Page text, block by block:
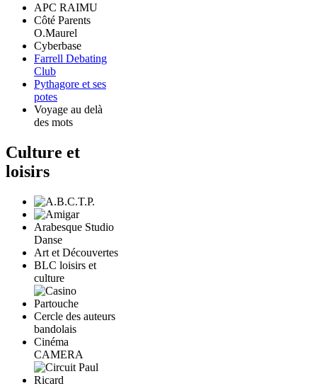
APC RAIMU
Côté Parents
O.Maurel
Cyberbase
Farrell Debating
Club
Pythagore et ses
potes
Voyage au delà
des mots
Culture et
loisirs
Arabesque Studio
Danse
Art et Découvertes
BLC loisirs et
culture
Cercle des auteurs
bandolais
Cinéma
CAMERA